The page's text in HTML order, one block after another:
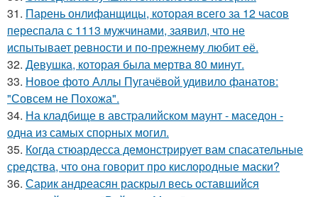
31. Парень онлифанщицы, которая всего за 12 часов
переспала с 1113 мужчинами, заявил, что не
испытывает ревности и по-прежнему любит её.
32. Девушка, которая была мертва 80 минут.
33. Новое фото Аллы Пугачёвой удивило фанатов:
"Совсем не Похожа".
34. На кладбище в австpалийском маунт - маседон -
одна из самых спopных могил.
35. Когда стюардесса демонстрирует вам спасательные
средства, что она говорит про кислородные маски?
36. Сарик андреасян раскрыл весь оставшийся